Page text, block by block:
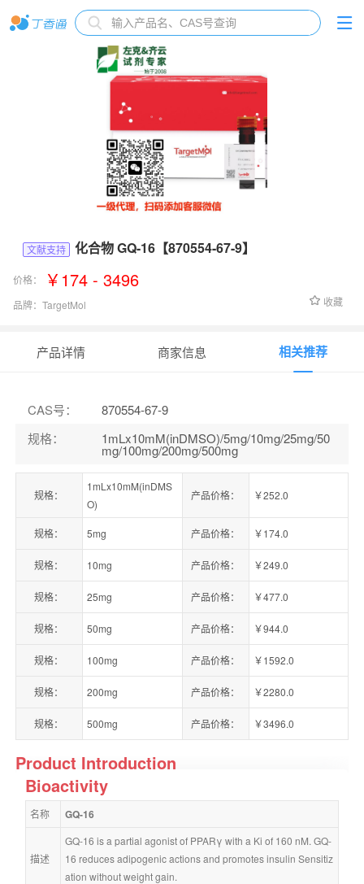
文献支持 化合物 GQ-16【870554-67-9】
价格： ￥174 - 3496
品牌： TargetMol 收藏
产品详情 商家信息 相关推荐
CAS号：
870554-67-9
规格： 1mLx10mM(inDMSO)/5mg/10mg/25mg/50
mg/100mg/200mg/500mg
规格：
1mLx10mM(inDMS
O)
产品价格： ￥252.0
规格： 5mg 产品价格： ￥174.0
规格： 10mg 产品价格： ￥249.0
规格： 25mg 产品价格： ￥477.0
规格： 50mg 产品价格： ￥944.0
规格： 100mg 产品价格： ￥1592.0
规格： 200mg 产品价格： ￥2280.0
规格： 500mg 产品价格： ￥3496.0
Product Introduction
Bioactivity
名称 GQ-16
描述
GQ-16 is a partial agonist of PPARγ with a Ki of 160 nM. GQ-
16 reduces adipogenic actions and promotes insulin Sensitiz
ation without weight gain.